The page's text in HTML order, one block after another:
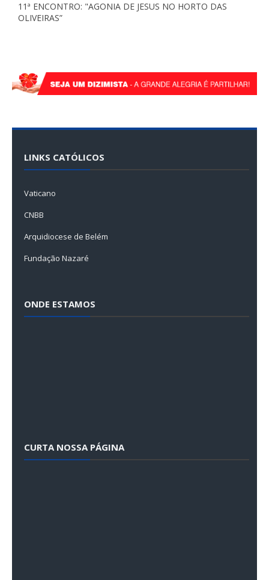
11ª ENCONTRO: "AGONIA DE JESUS NO HORTO DAS
OLIVEIRAS”
LINKS CATÓLICOS
Vaticano
CNBB
Arquidiocese de Belém
Fundação Nazaré
ONDE ESTAMOS
CURTA NOSSA PÁGINA